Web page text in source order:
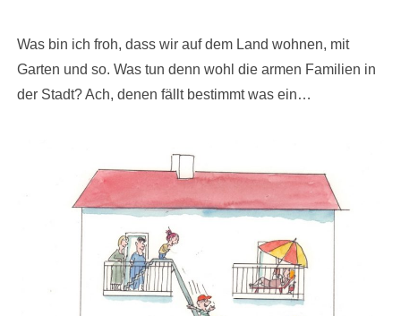
Was bin ich froh, dass wir auf dem Land wohnen, mit
Garten und so. Was tun denn wohl die armen Familien in
der Stadt? Ach, denen fällt bestimmt was ein…